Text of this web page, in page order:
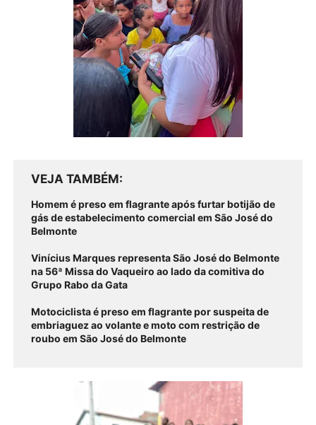
VEJA TAMBÉM
Homem é preso em flagrante após furtar botijão de
gás de estabelecimento comercial em São José do
Belmonte
Vinícius Marques representa São José do Belmonte
na 56ª Missa do Vaqueiro ao lado da comitiva do
Grupo Rabo da Gata
Motociclista é preso em flagrante por suspeita de
embriaguez ao volante e moto com restrição de
roubo em São José do Belmonte